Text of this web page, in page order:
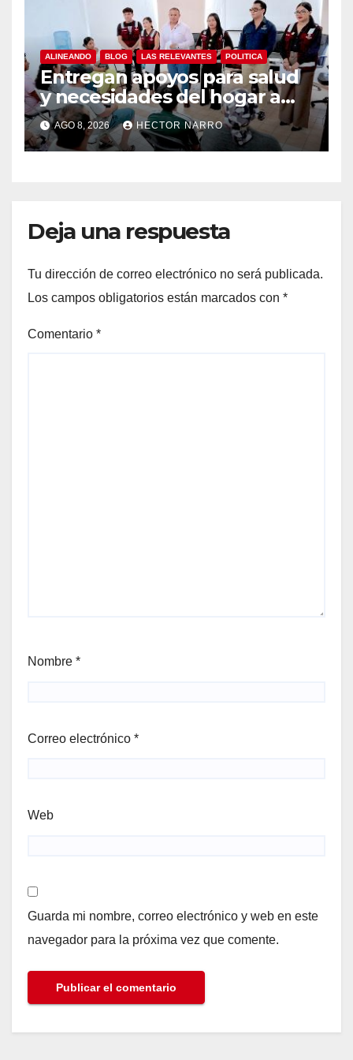
ALINEANDO BLOG LAS RELEVANTES POLITICA
Entregan apoyos para salud
y necesidades del hogar a
familias de Cabo San Lucas
AGO 8, 2026 HECTOR NARRO
Deja una respuesta
Tu dirección de correo electrónico no será publicada.
Los campos obligatorios están marcados con *
Comentario *
Nombre *
Correo electrónico *
Web
Guarda mi nombre, correo electrónico y web en este
navegador para la próxima vez que comente.